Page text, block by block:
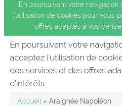
En poursuivant votre
l’utilisation de cookies pour vous
offres adaptés à vos
En poursuivant votre
acceptez l’utilisation de
des services et des offres
d’intérêts.
Accueil » Araignée Napoléon